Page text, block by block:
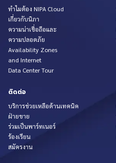
ทำไมต้อง NIPA Cloud
เกี่ยวกับนิภา
ความน่าเชื่อถือและ
ความปลอดภัย
Availability Zones
and Internet
Data Center Tour
ติดต่อ
บริการช่วยเหลือด้านเทคนิค
ฝ่ายขาย
ร่วมเป็นพาร์ทเนอร์
ร้องเรียน
สมัครงาน